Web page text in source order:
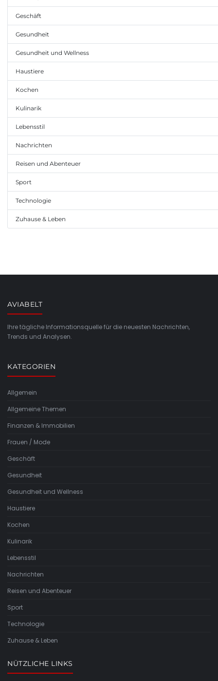
Geschäft
Gesundheit
Gesundheit und Wellness
Haustiere
Kochen
Kulinarik
Lebensstil
Nachrichten
Reisen und Abenteuer
Sport
Technologie
Zuhause & Leben
AVIABELT
Ihre tägliche Informationsquelle für die neuesten Nachrichten,
Trends und Analysen.
KATEGORIEN
Allgemein
Allgemeine Themen
Finanzen & Immobilien
Frauen / Mode
Geschäft
Gesundheit
Gesundheit und Wellness
Haustiere
Kochen
Kulinarik
Lebensstil
Nachrichten
Reisen und Abenteuer
Sport
Technologie
Zuhause & Leben
NÜTZLICHE LINKS